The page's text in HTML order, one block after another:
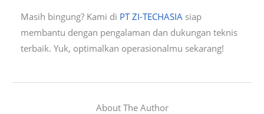
Masih bingung? Kami di PT ZI-TECHASIA siap
membantu dengan pengalaman dan dukungan teknis
terbaik. Yuk, optimalkan operasionalmu sekarang!
About The Author